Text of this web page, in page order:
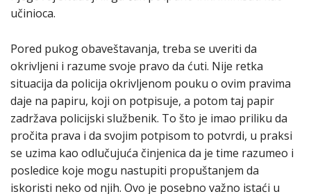
učinioca.
Pored pukog obaveštavanja, treba se uveriti da
okrivljeni i razume svoje pravo da ćuti. Nije retka
situacija da policija okrivljenom pouku o ovim pravima
daje na papiru, koji on potpisuje, a potom taj papir
zadržava policijski službenik. To što je imao priliku da
pročita prava i da svojim potpisom to potvrdi, u praksi
se uzima kao odlučujuća činjenica da je time razumeo i
posledice koje mogu nastupiti propuštanjem da
iskoristi neko od njih. Ovo je posebno važno istaći u